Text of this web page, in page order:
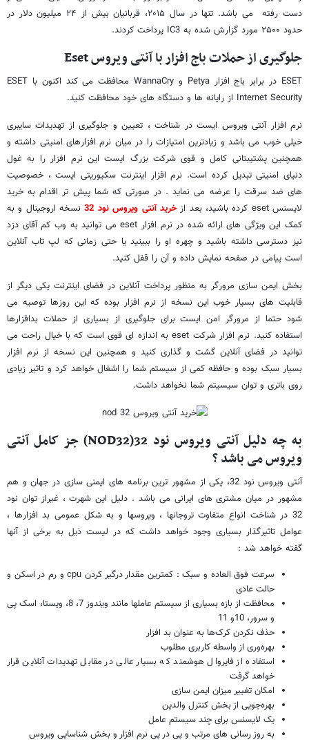
دست رفته می باشد. تنها در سال ۲۰۱۵، قربانیان بیش از ۲۴ میلیون دلار در
حدود ۲۵۰۰ مورد گزارش شده به IC3 پرداخت کردند.
جلوگیری از حملات باج افزار با آنتی ویروسEset
ESET در برابر باج افزار Petya و WannaCry محافظت می کند اکنون با ESET
Internet Security از رایانه ها و دستگاه های خود محافظت کنید.
نرم افزار آنتی ویروس ایست در شناخت ، تعیین و جلوگیری از تهدیدات سایبری
خیلی خوب می باشد و زیادترین امتیازات را در میان نرم افزارهای امنیتی داشته و
همچنین پشتیبتانی کامل و قوی شرکت بزرگ ایست این نرم افزار را به غول
دنیای امنیتی تبدیل کرده است. نرم افزار اینترنت سکیوریتی ایست ، خصوصیت
های ضد سرقت‌ را عرضه می نماید . در صورتی که شما پیش تر اقدام به خرید
لایسنس eset کرده باشید، بعد از
خرید آنتی ویروس نود 32
نسخه اروجینال و به
کمک این ویژگی های ارائه شده در نرم افزار eset می توانید به وب کم آقای دزد
نیز دسترسی داشته باشید و چهره او را ببینید یا حتی زمانی که لپ تاب آنلاین
است پیامی در صفحه نمایش داده و آن را قفل کنید.
بخش ایمن سازی مرورگر به منظور پرداخت آنلاین در فضای اینترنت یکی دیگر از
قابلیت های بسیار خوب این نسخه از نرم افزار بوده که این روزها توصیه می
شود حتما از مرورگر امن ایست برای جلوگیری از بسیاری از حملات بدافزارها
استفاده کنید. نرم افزار شرکت eset به اندازه ای قوی است که با خیال راحت می
توانید در فضای آنلاین گشت و گذاری کنید و همچنین این نسخه از نرم افزار
بسیار سبک بوده و حافظه کمی از سیستم شما را اشغال خواهد کرد و تاثیر زیادی
روی باتری و توان سیسیتم شما نخواهد داشت.
به چه دلیل آنتی ویروس نود 32( NOD32) جز کامل آنتی
ویروس می باشد ؟
آنتی ویروس نود 32، یکی از مشهور ترین برنامه های ایمنی سازی در جهان و هم
مشهور در میان مشتری های ایرانی می باشد . دلیل این شهرت ، غیراز توان نود
32 در شناخت انواع متفاوت تروجانها ، ویروسها و به شکل عمومی بد افزارها ،
عوامل تاثیرگذار بسیاری وجود خواهد داشت که در لیست ذیل‌ به برخی از آنها
گفته خواهد شد :
سرعت‌ فوق العاده و سبک‌ : کمترین مقدار درگیر کردن cpu و رم در اسکن و
حالت عادی
محافظت از بازه بسیاری از سیستم‌ عاملها مانند ویندوز 7، 8، ویستا، اسک پی
و سرور، 10و 11
حذف نکردن کرک‌ها به عنوان بد افزار
بهره‌وری از واسطه کاربری مطلوب
استفاده از فایروال هوشمند که بسیار عالی در مقابل تهدیدات آنلاین قرار
خواهد گرفت
امکان تغییر میزان ایمن‌ سازی
بهره‌جویی از بخش کنترل والدین
یک لایسنس برای چند سیستم عامل
به روز رسانی های مرتب و پی در پی نرم افزار و بخش شناسایی ویروس